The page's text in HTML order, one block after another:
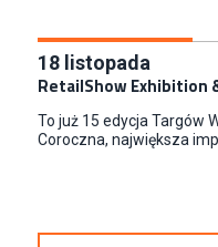
18 listopada
RetailShow Exhibition
To już 15 edycja Targów
Coroczna, największa